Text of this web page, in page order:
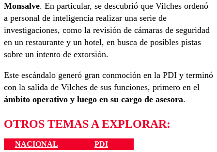
Monsalve. En particular, se descubrió que Vilches ordenó
a personal de inteligencia realizar una serie de
investigaciones, como la revisión de cámaras de seguridad
en un restaurante y un hotel, en busca de posibles pistas
sobre un intento de extorsión.
Este escándalo generó gran conmoción en la PDI y terminó
con la salida de Vilches de sus funciones, primero en el
ámbito operativo y luego en su cargo de asesora.
OTROS TEMAS A EXPLORAR:
NACIONAL PDI